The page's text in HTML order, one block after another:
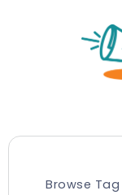
Browse Tag